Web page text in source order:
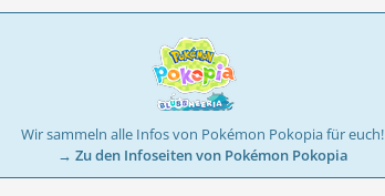
Wir sammeln alle Infos von Pokémon Pokopia für euch!
→ Zu den Infoseiten von Pokémon Pokopia